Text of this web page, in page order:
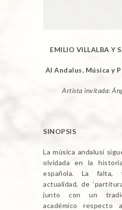
EMILIO VILLALBA Y
Al Andalus, Música y
Artista invitada:
SINOPSIS
La música andalusí
olvidada en la
española. La falta,
actualidad, de
junto con un
académico respecto